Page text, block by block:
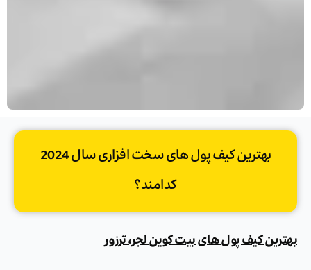
بهترین کیف پول های سخت افزاری سال 2024
کدامند؟
بهترین کیف پول های بیت کوین لجر، ترزور